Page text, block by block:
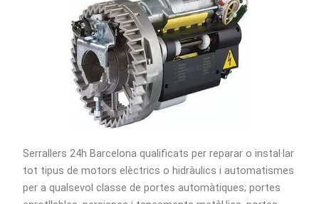
Serrallers 24h Barcelona qualificats per reparar o instal·lar
tot tipus de motors elèctrics o hidràulics i automatismes
per a qualsevol classe de portes automàtiques; portes